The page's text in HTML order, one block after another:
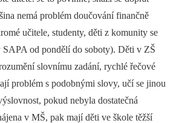
nemá problém doučování finančně
učitele, studenty, děti z komunity se
od pondělí do soboty). Děti v ZŠ
slovnímu zadání, rychlé řečové
problém s podobnými slovy, učí se jinou
pokud nebyla dostatečná
v MŠ, pak mají děti ve škole těžší